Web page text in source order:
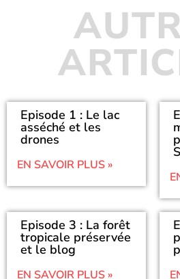
Episode 1 : Le lac
asséché et les
drones
EN SAVOIR PLUS »
Episode 3 : La forêt
tropicale préservée
et le blog
EN SAVOIR PLUS »